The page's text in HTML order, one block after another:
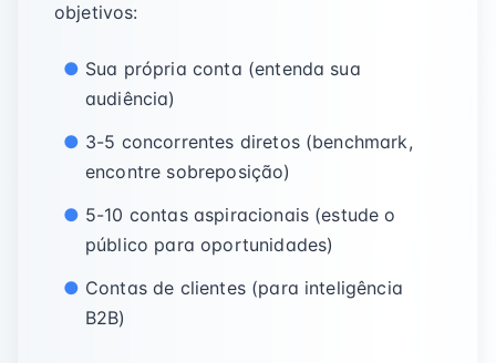
objetivos:
Sua própria conta (entenda sua
audiência)
3-5 concorrentes diretos (benchmark,
encontre sobreposição)
5-10 contas aspiracionais (estude o
público para oportunidades)
Contas de clientes (para inteligência
B2B)